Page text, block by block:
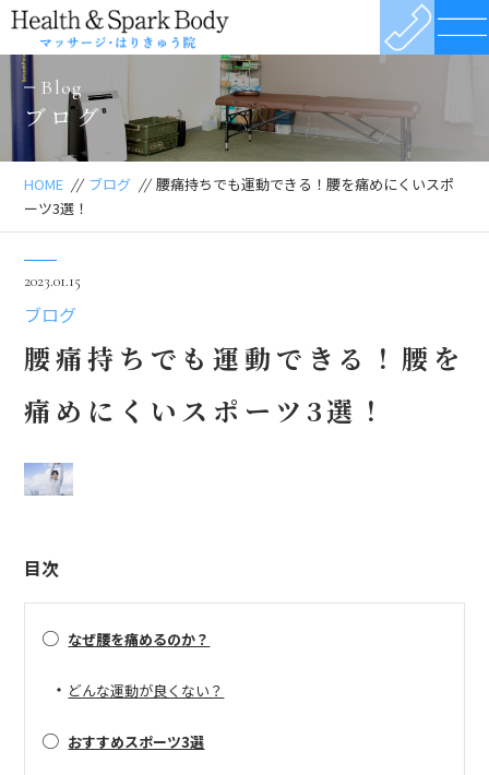
Blog
ブログ
HOME // ブログ // 腰痛持ちでも運動できる！腰を痛めにくいスポ
ーツ3選！
2023.01.15
ブログ
腰痛持ちでも運動できる！腰を
痛めにくいスポーツ3選！
目次
○ なぜ腰を痛めるのか？
・ どんな運動が良くない？
○ おすすめスポーツ3選